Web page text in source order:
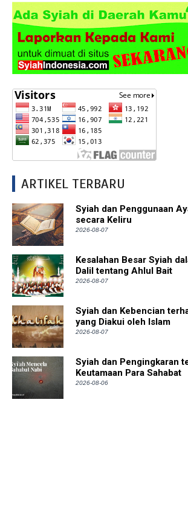
ARTIKEL TERBARU
Syiah dan Penggunaan
secara Keliru
2026-08-07
Kesalahan Besar Syiah
Dalil tentang Ahlul Bait
2026-08-07
Syiah dan Kebencian
yang Diakui oleh Islam
2026-08-07
Syiah dan Pengingkaran
Keutamaan Para Sahabat
2026-08-06